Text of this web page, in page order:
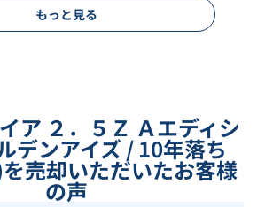
もっと見る
ア ２．５Ｚ Ａエディシ
デンアイズ / 10年落ち
売却いただいたお客様
の声